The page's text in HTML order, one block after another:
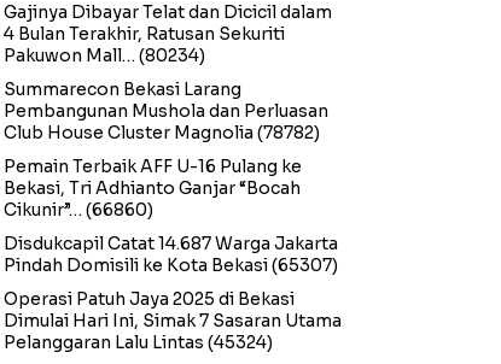
Gajinya Dibayar Telat dan Dicicil dalam
4 Bulan Terakhir, Ratusan Sekuriti
Pakuwon Mall… (80234)
Summarecon Bekasi Larang
Pembangunan Mushola dan Perluasan
Club House Cluster Magnolia (78782)
Pemain Terbaik AFF U-16 Pulang ke
Bekasi, Tri Adhianto Ganjar “Bocah
Cikunir”… (66860)
Disdukcapil Catat 14.687 Warga Jakarta
Pindah Domisili ke Kota Bekasi(65307)
Operasi Patuh Jaya 2025 di Bekasi
Dimulai Hari Ini, Simak 7 Sasaran Utama
Pelanggaran Lalu Lintas (45324)